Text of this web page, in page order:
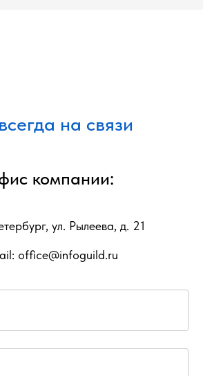
на связи
компании:
ул. Рылеева, д. 21
office@infoguild.ru